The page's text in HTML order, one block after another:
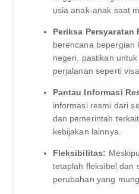
usia anak-anak saat
Periksa Persyaratan
berencana bepergian
negeri, pastikan
perjalanan seperti
Pantau Informasi
informasi resmi dari
dan pemerintah
kebijakan lainnya.
Fleksibilitas:
tetaplah fleksibel dan
perubahan yang